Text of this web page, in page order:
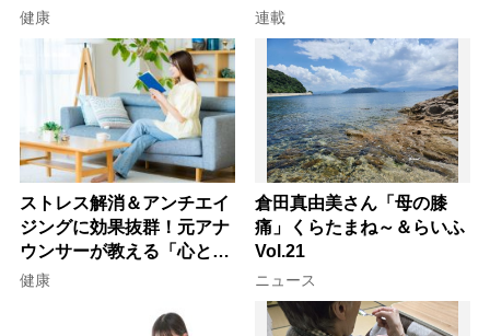
痛を自力で治す運動療法4
健康 連載
ストレス解消＆アンチエイ
ジングに効果抜群！元アナ
ウンサーが教える「心と体
を元気にする音読の習慣」
健康
倉田真由美さん「母の膝
痛」くらたまね～＆らいふ
Vol.21
ニュース